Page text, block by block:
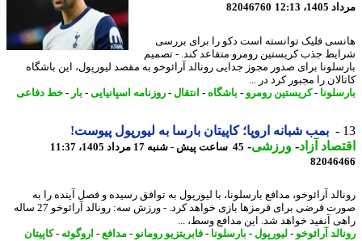
12:13
82046760
فلیک توانسته است دکو را برای بررسی
جذب کریستین رومرو متقاعد کند. - تصمیم
برای صدور مجوز جدایی رونالد آرائوخو به مقصد لیورپول، این باشگاه
را مجبور کرد در ...
-کریستین رومرو-باشگاه-انتقال-روزنامه اسپانیایی-بار - خط دفاعی
بمب شبانه اروپا؛ کاپیتان بارسا به لیورپول پیوست!
آزاد - ورزشی-45 ساعت پیش - شنبه 17 مرداد 1405، 11:37
آرائوخو، مدافع بارسلونا، با لیورپول به توافق رسیده و فصل آینده را به
صورت قرضی برای قرمزها بازی خواهد کرد. - ورزش سه: رونالد آرائوخو 27 ساله
آنفید خواهد شد. این مدافع وسط، ...
آرائوخو-لیورپول -بارسلونا-فابریتزیو رومانو-مدافع- اروگوئه-کاپیتان